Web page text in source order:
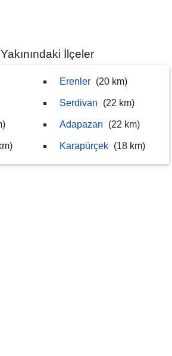
İlçeler
Erenler (20 km)
Serdivan (22 km)
Adapazarı (22 km)
Karapürçek (18 km)